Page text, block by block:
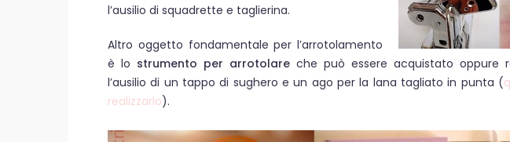
l’ausilio di squadrette e taglierina.
Altro oggetto fondamentale per l’arrotolamento
è lo strumento per arrotolare che può essere acquistato oppure
l’ausilio di un tappo di sughero e un ago per la lana tagliato in punta (
realizzarlo).